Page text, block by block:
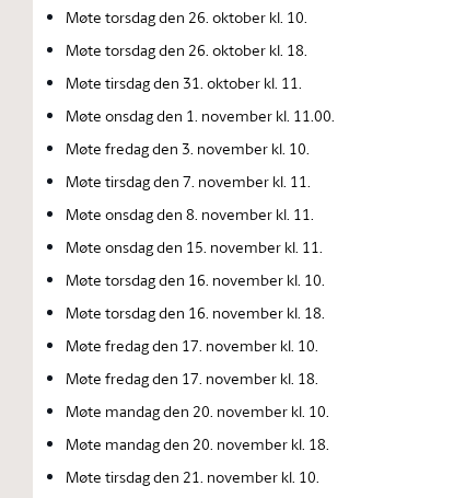
Møte torsdag den 26. oktober kl. 10.
Møte torsdag den 26. oktober kl. 18.
Møte tirsdag den 31. oktober kl. 11.
Møte onsdag den 1. november kl. 11.00.
Møte fredag den 3. november kl. 10.
Møte tirsdag den 7. november kl. 11.
Møte onsdag den 8. november kl. 11.
Møte onsdag den 15. november kl. 11.
Møte torsdag den 16. november kl. 10.
Møte torsdag den 16. november kl. 18.
Møte fredag den 17. november kl. 10.
Møte fredag den 17. november kl. 18.
Møte mandag den 20. november kl. 10.
Møte mandag den 20. november kl. 18.
Møte tirsdag den 21. november kl. 10.